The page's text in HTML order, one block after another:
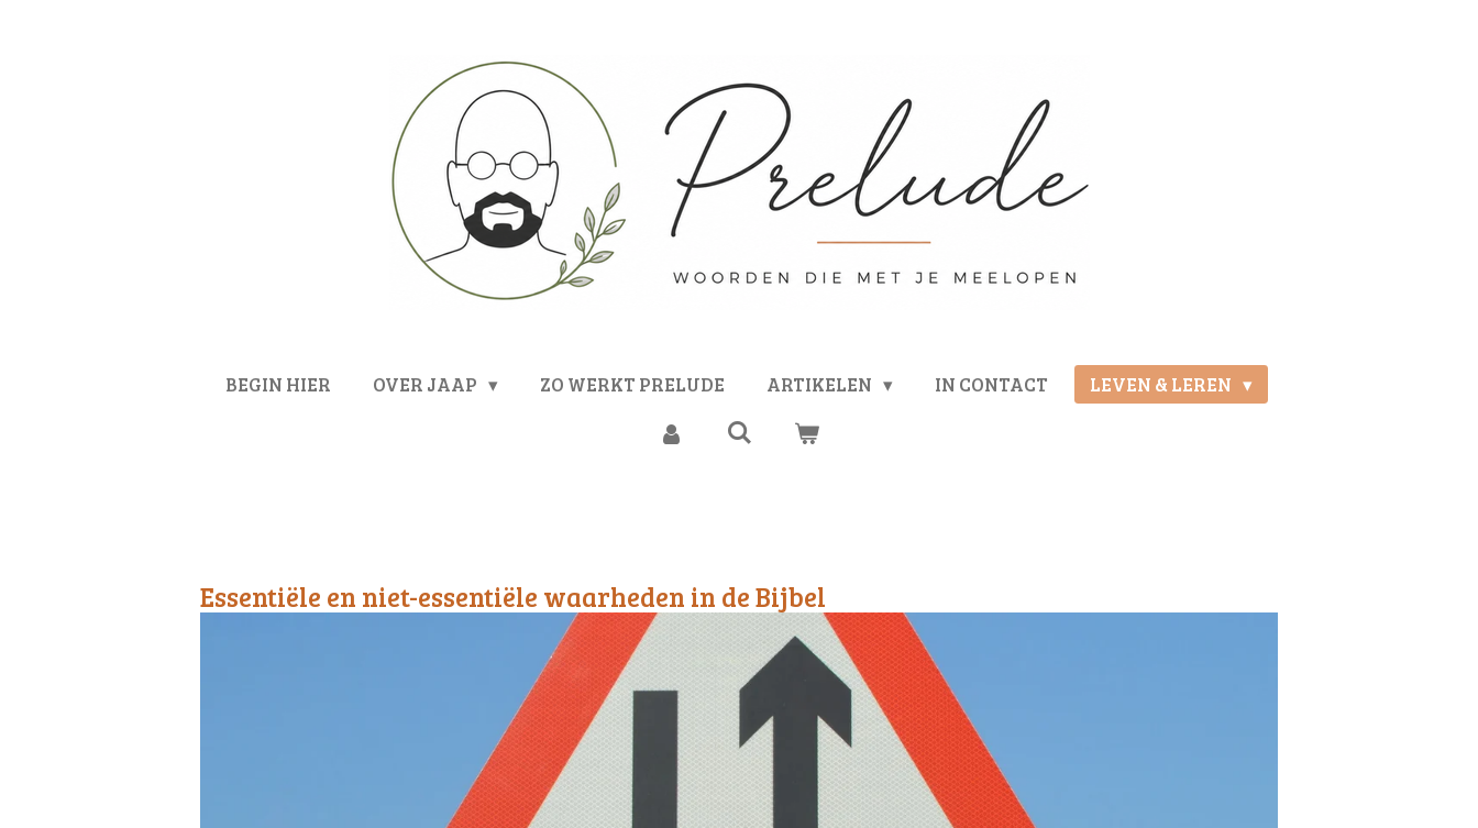
BEGIN HIER OVER JAAP ZO WERKT PRELUDE ARTIKELEN IN CONTACT LEVEN & LEREN
Essentiële en niet-essentiële waarheden in de Bijbel